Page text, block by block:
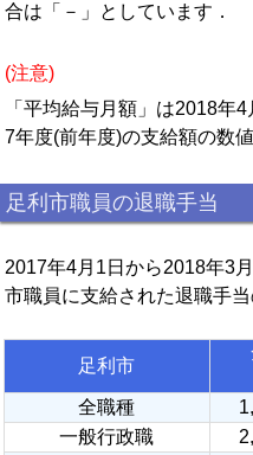
合は「－」としています．
(注意)
「平均給与月額」は2018年
7年度(前年度)の支給額の数値
足利市職員の退職手当
2017年4月1日から2018年3
市職員に支給された退職手
足利市
全職種
一般行政職